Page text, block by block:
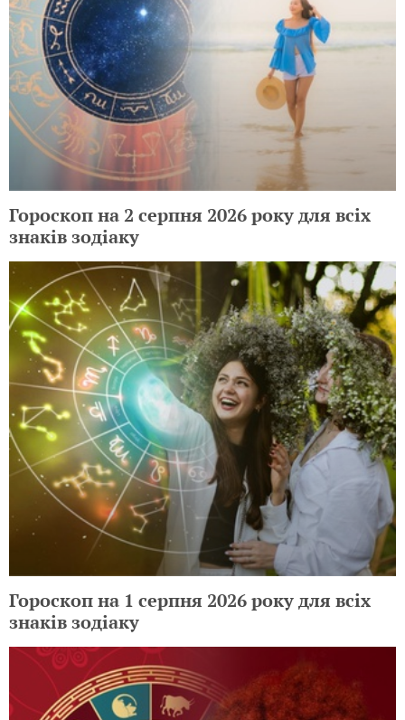
Гороскоп на 2 серпня 2026 року для всіх
знаків зодіаку
Гороскоп на 1 серпня 2026 року для всіх
знаків зодіаку